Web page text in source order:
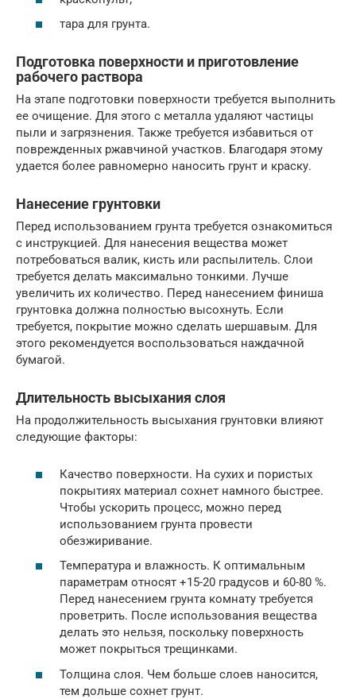
тара для грунта.
Подготовка поверхности и приготовление
рабочего раствора
На этапе подготовки поверхности требуется выполнить
ее очищение. Для этого с металла удаляют частицы
пыли и загрязнения. Также требуется избавиться от
поврежденных ржавчиной участков. Благодаря этому
удается более равномерно наносить грунт и краску.
Нанесение грунтовки
Перед использованием грунта требуется ознакомиться
с инструкцией. Для нанесения вещества может
потребоваться валик, кисть или распылитель. Слои
требуется делать максимально тонкими. Лучше
увеличить их количество. Перед нанесением финиша
грунтовка должна полностью высохнуть. Если
требуется, покрытие можно сделать шершавым. Для
этого рекомендуется воспользоваться наждачной
бумагой.
Длительность высыхания слоя
На продолжительность высыхания грунтовки влияют
следующие факторы:
Качество поверхности. На сухих и пористых
покрытиях материал сохнет намного быстрее.
Чтобы ускорить процесс, можно перед
использованием грунта провести
обезжиривание.
Температура и влажность. К оптимальным
параметрам относят +15-20 градусов и 60-80 %.
Перед нанесением грунта комнату требуется
проветрить. После использования вещества
делать это нельзя, поскольку поверхность
может покрыться трещинками.
Толщина слоя. Чем больше слоев наносится,
тем дольше сохнет грунт.